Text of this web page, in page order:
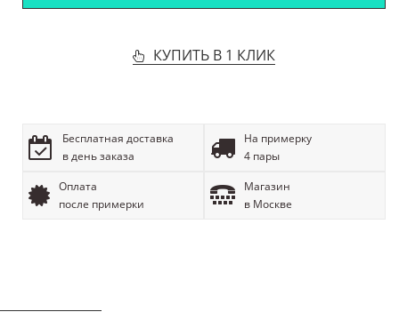
КУПИТЬ В 1 КЛИК
Бесплатная доставка
в день заказа
На примерку
4 пары
Оплата
после примерки
Магазин
в Москве